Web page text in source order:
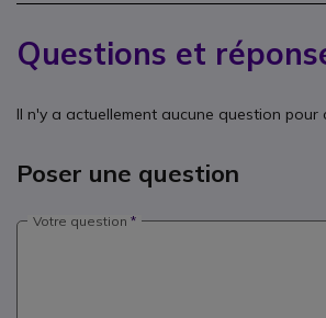
Questions et
Il n'y a actuellement aucune question pour
Poser une question
Votre question